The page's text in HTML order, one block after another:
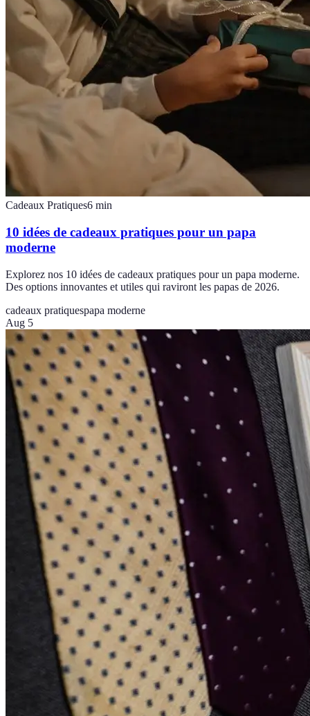
Cadeaux Pratiques6 min
10 idées de cadeaux pratiques pour un papa
moderne
Explorez nos 10 idées de cadeaux pratiques pour un papa moderne.
Des options innovantes et utiles qui raviront les papas de 2026.
cadeaux pratiquespapa moderne
Aug 5